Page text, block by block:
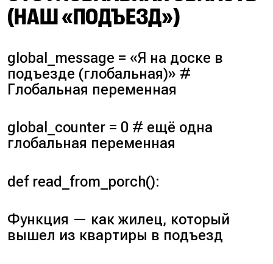
(НАШ «ПОДЪЕЗД»)
global_message = «Я на доске в
подъезде (глобальная)» #
Глобальная переменная
global_counter = 0 # ещё одна
глобальная переменная
def read_from_porch():
Функция — как жилец, который
вышел из квартиры в подъезд